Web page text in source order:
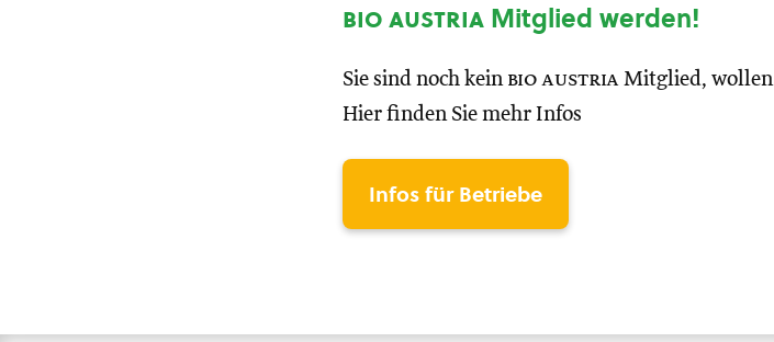
bio austria Mitglied werden!
Sie sind noch kein bio austria Mitglied, wollen
Hier finden Sie mehr Infos
Infos für Betriebe